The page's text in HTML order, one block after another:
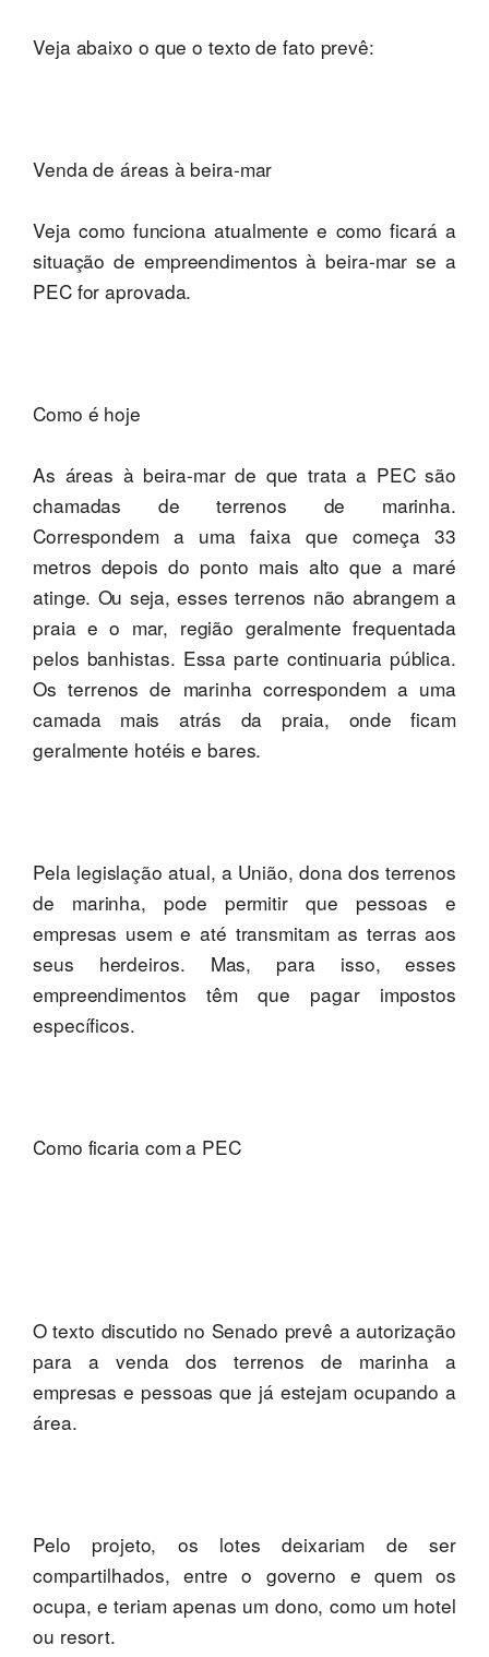
Veja abaixo o que o texto de fato prevê:
Venda de áreas à beira-mar
Veja como funciona atualmente e como ficará a
situação de empreendimentos à beira-mar se a
PEC for aprovada.
Como é hoje
As áreas à beira-mar de que trata a PEC são
chamadas de terrenos de marinha.
Correspondem a uma faixa que começa 33
metros depois do ponto mais alto que a maré
atinge. Ou seja, esses terrenos não abrangem a
praia e o mar, região geralmente frequentada
pelos banhistas. Essa parte continuaria pública.
Os terrenos de marinha correspondem a uma
camada mais atrás da praia, onde ficam
geralmente hotéis e bares.
Pela legislação atual, a União, dona dos terrenos
de marinha, pode permitir que pessoas e
empresas usem e até transmitam as terras aos
seus herdeiros. Mas, para isso, esses
empreendimentos têm que pagar impostos
específicos.
Como ficaria com a PEC
O texto discutido no Senado prevê a autorização
para a venda dos terrenos de marinha a
empresas e pessoas que já estejam ocupando a
área.
Pelo projeto, os lotes deixariam de ser
compartilhados, entre o governo e quem os
ocupa, e teriam apenas um dono, como um hotel
ou resort.